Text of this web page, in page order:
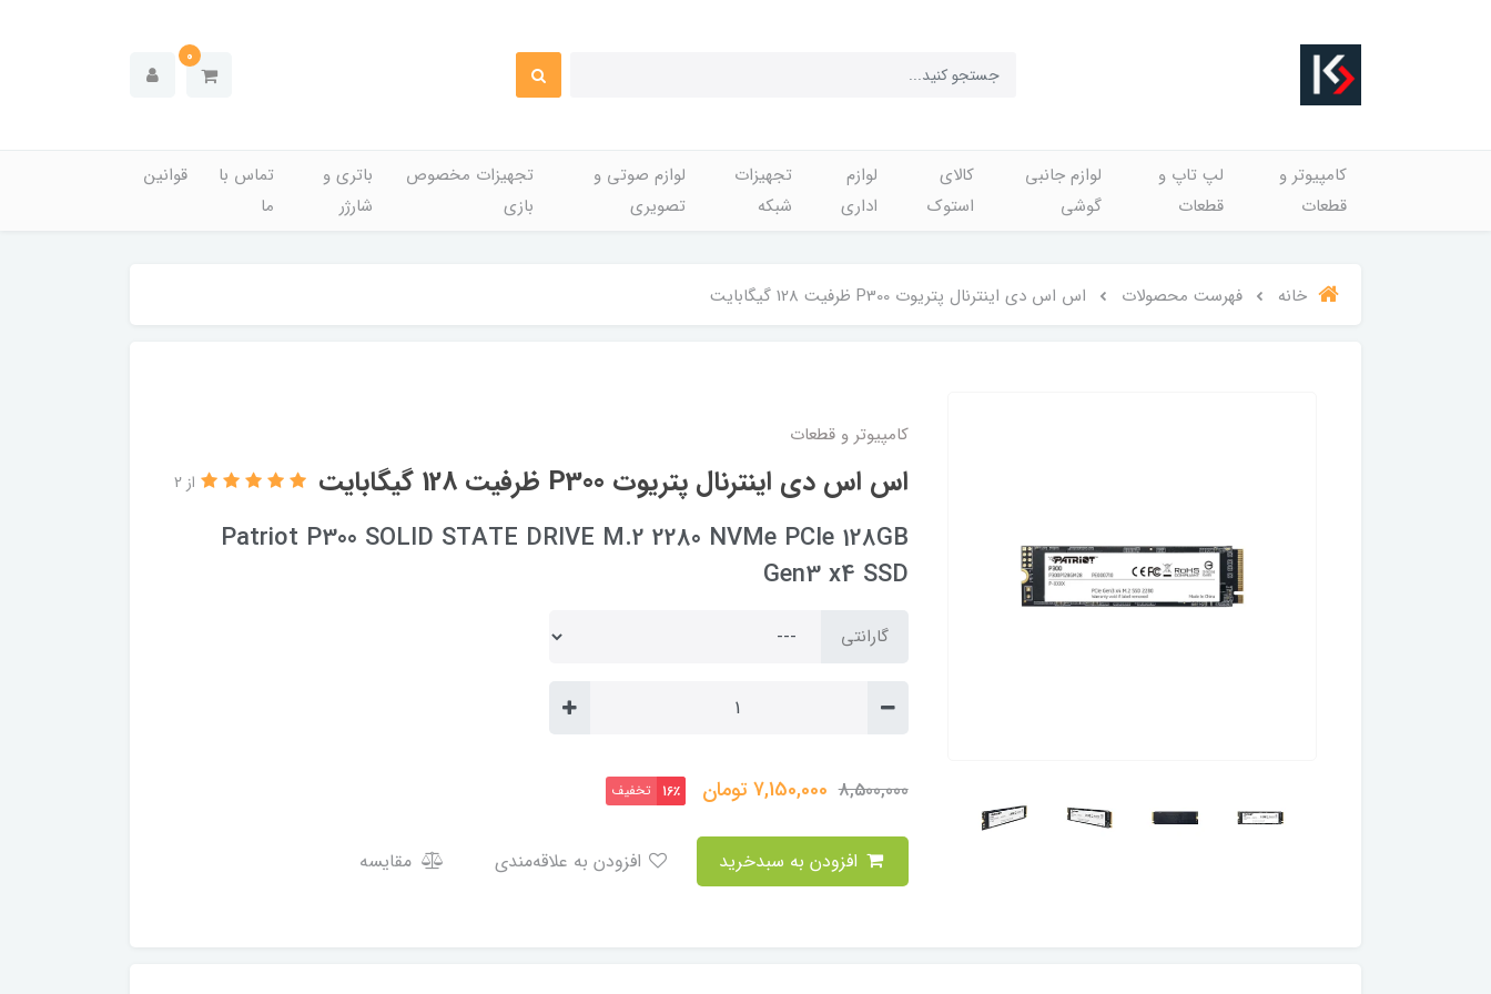
0
کامپیوتر و
قطعات
لپ تاپ و
قطعات
لوازم جانبی
گوشی
کالای
استوک
لوازم
اداری
تجهیزات
شبکه
لوازم صوتی و
تصویری
تجهیزات مخصوص
بازی
باتری و
شارژر
تماس با
ما
قوانین
خانه فهرست محصولات اس اس دی اینترنال پتریوت P300 ظرفیت 128 گیگابایت
کامپیوتر و قطعات
اس اس دی اینترنال پتریوت P300 ظرفیت 128 گیگابایت از 2
Patriot P300 SOLID STATE DRIVE M.2 2280 NVMe PCIe 128GB
Gen3 x4 SSD
گارانتی
8,500,000
7,150,000تومان 16٪ تخفیف
مقایسه